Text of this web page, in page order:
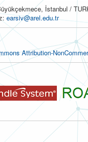
İstanbul /
earsiv@arel.edu.tr
Attribution-